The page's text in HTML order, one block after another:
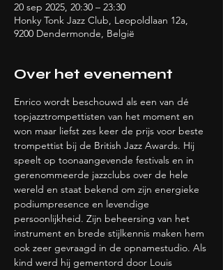
20 sep 2025, 20:30 – 23:30
Honky Tonk Jazz Club, Leopoldlaan 12a,
9200 Dendermonde, België
Over het evenement
Enrico wordt beschouwd als een van dé
topjazztrompettisten van het moment en
won maar liefst zes keer de prijs voor beste
trompettist bij de British Jazz Awards. Hij
speelt op toonaangevende festivals en in
gerenommeerde jazzclubs over de hele
wereld en staat bekend om zijn energieke
podiumpresence en levendige
persoonlijkheid. Zijn beheersing van het
instrument en brede stijlkennis maken hem
ook zeer gevraagd in de opnamestudio. Als
kind werd hij gementord door Louis